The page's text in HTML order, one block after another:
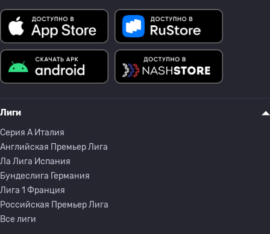
Лиги
Серия A Италия
Английская Премьер Лига
Ла Лига Испания
Бундеслига Германия
Лига 1 Франция
Российская Премьер Лига
Все лиги